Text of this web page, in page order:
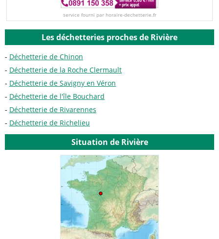
service fourni par horaire-dechetterie.fr
Les déchetteries proches de Rivière
Déchetterie de Chinon
Déchetterie de la Roche Clermault
Déchetterie de Savigny en Véron
Déchetterie de l'île Bouchard
Déchetterie de Rivarennes
Déchetterie de Richelieu
Situation de Rivière